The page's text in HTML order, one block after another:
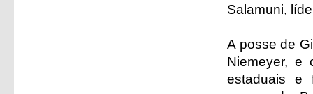
Salamuni,
A posse de
Niemeyer, e
estaduais e